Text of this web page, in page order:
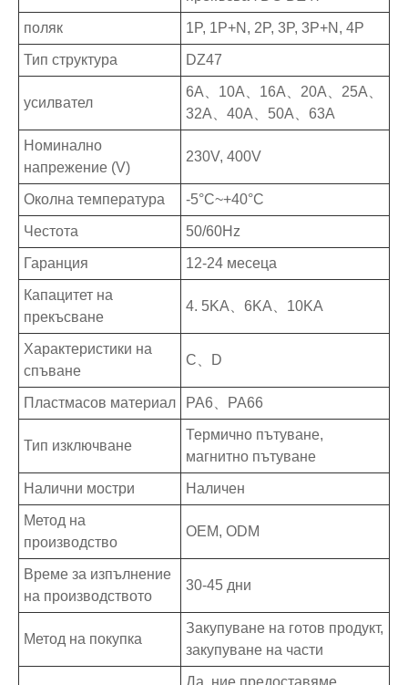
поляк 1P, 1P+N, 2P, 3P, 3P+N, 4P
Тип структура DZ47
усилвател
6A、10A、16A、20A、25A、
32A、40A、50A、63A
Номинално
напрежение (V)
230V, 400V
Околна температура -5°C~+40°C
Честота 50/60Hz
Гаранция 12-24 месеца
Капацитет на
прекъсване
4. 5KA、6KA、10KA
Характеристики на
спъване
C、D
Пластмасов материал PA6、PA66
Тип изключване
Термично пътуване,
магнитно пътуване
Налични мостри Наличен
Метод на
производство
OEM, ODM
Време за изпълнение
на производството
30-45 дни
Метод на покупка
Закупуване на готов продукт,
закупуване на части
Да, ние предоставяме